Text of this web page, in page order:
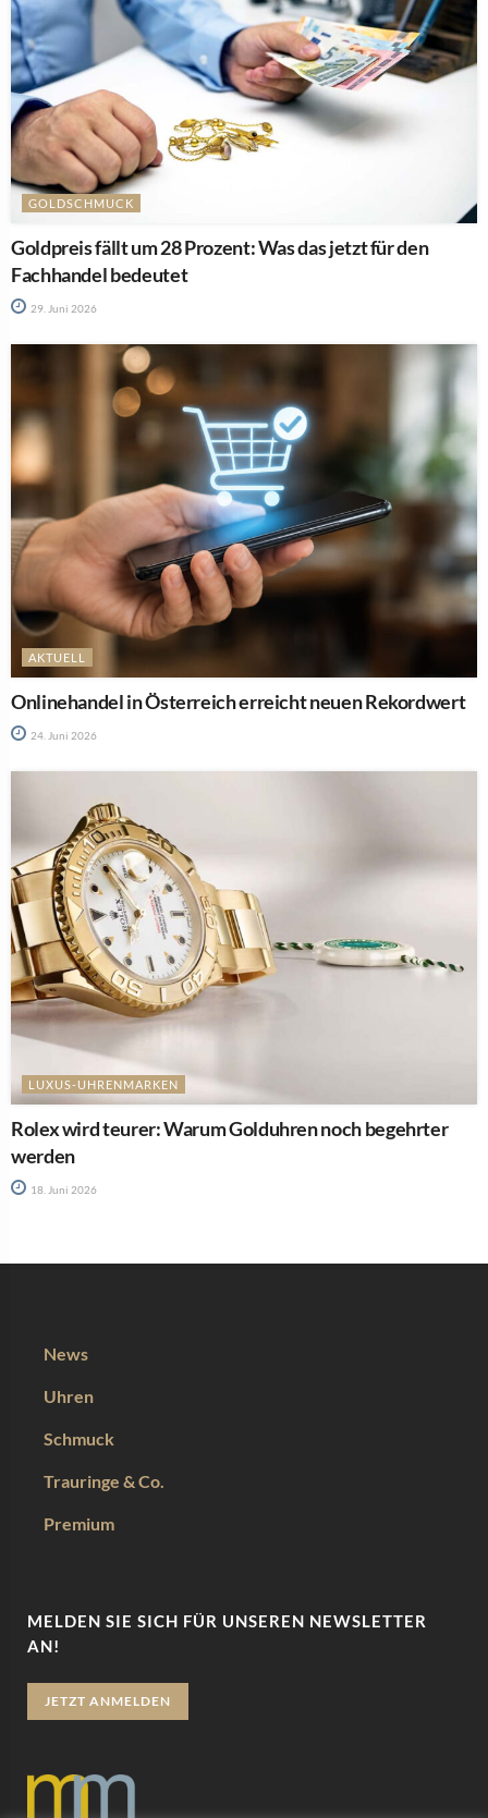
GOLDSCHMUCK
Goldpreis fällt um 28 Prozent: Was das jetzt für den
Fachhandel bedeutet
29. Juni 2026
AKTUELL
Onlinehandel in Österreich erreicht neuen Rekordwert
24. Juni 2026
LUXUS-UHRENMARKEN
Rolex wird teurer: Warum Golduhren noch begehrter
werden
18. Juni 2026
News
Uhren
Schmuck
Trauringe & Co.
Premium
MELDEN SIE SICH FÜR UNSEREN NEWSLETTER
AN!
JETZT ANMELDEN